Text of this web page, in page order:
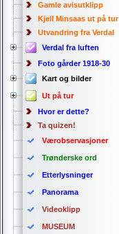
Gamle avisutklipp
Kjell Minsaas ut på tur
Utvandring fra Verdal
Verdal fra luften
Foto gårder 1918-30
Kart og bilder
Ut på tur
Hvor er dette?
Ta quizen!
Værobservasjoner
Trønderske ord
Etterlysninger
Panorama
Videoklipp
MUSEUM